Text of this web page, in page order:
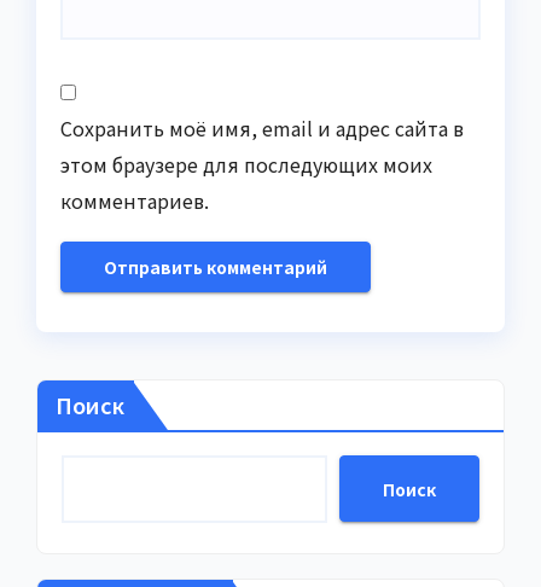
Сохранить моё имя, email и адрес сайта в
этом браузере для последующих моих
комментариев.
Поиск
Поиск